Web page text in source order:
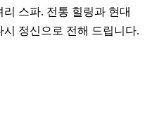
스파. 전통 힐링과 현대
정신으로 전해 드립니다.